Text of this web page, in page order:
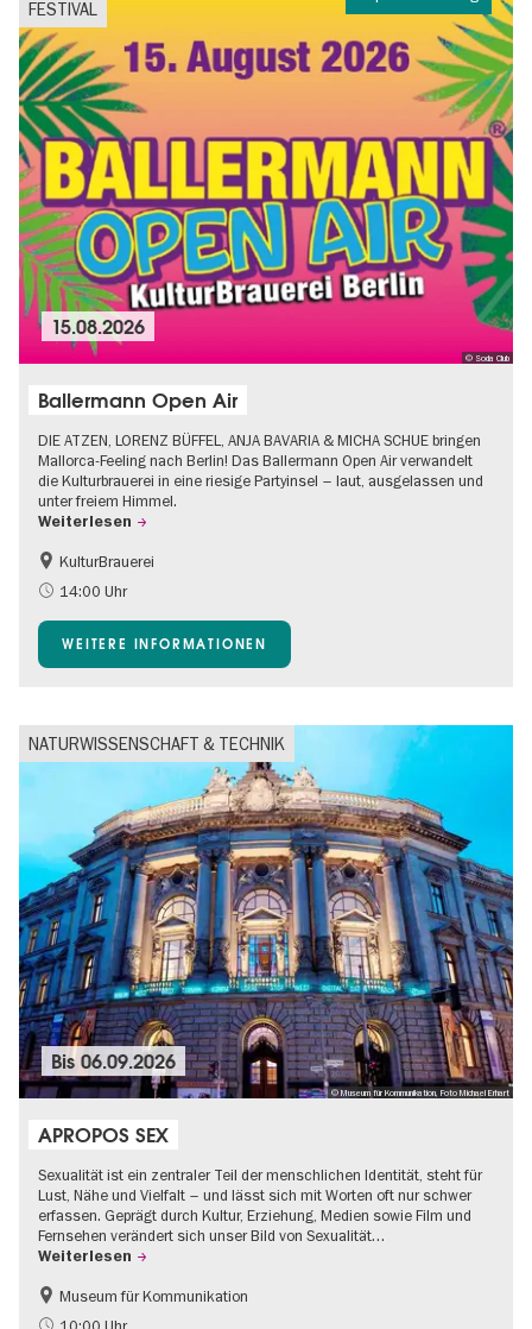
FESTIVAL
© Soda Club
15.08.2026
Ballermann Open Air
DIE ATZEN, LORENZ BÜFFEL, ANJA BAVARIA & MICHA SCHUE bringen
Mallorca-Feeling nach Berlin! Das Ballermann Open Air verwandelt
die Kulturbrauerei in eine riesige Partyinsel – laut, ausgelassen und
unter freiem Himmel.
Weiterlesen
Barrierefrei
Going local Berlin
Open Air
KulturBrauerei
14:00 Uhr
WEITERE INFORMATIONEN
NATURWISSENSCHAFT & TECHNIK
© Museum für Kommunikation, Foto Michael Erhart
Bis06.09.2026
APROPOS SEX
Sexualität ist ein zentraler Teil der menschlichen Identität, steht für
Lust, Nähe und Vielfalt – und lässt sich mit Worten oft nur schwer
erfassen. Geprägt durch Kultur, Erziehung, Medien sowie Film und
Fernsehen verändert sich unser Bild von Sexualität…
Weiterlesen
Politik & Gesellschaft
Teenager
Museum für Kommunikation